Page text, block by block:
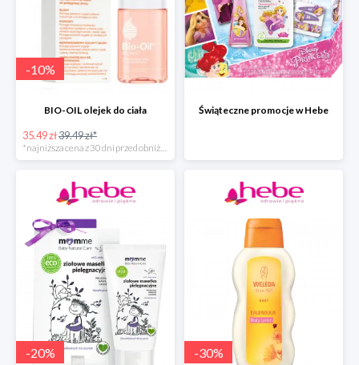
-10%
BIO-OIL olejek do ciała
35.49 zł39.49 zł*
*najniższa cena z 30 dni przed obniżką
Świąteczne promocje w Hebe
-20% -30%